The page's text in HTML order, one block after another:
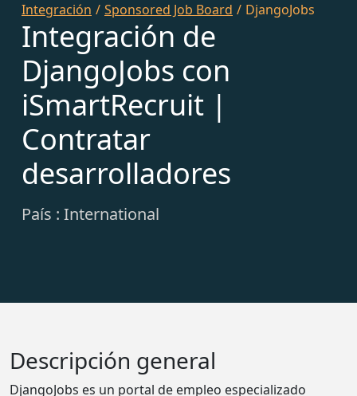
Integración / Sponsored Job Board / DjangoJobs
Integración de
DjangoJobs con
iSmartRecruit |
Contratar
desarrolladores
País : International
Descripción general
DjangoJobs es un portal de empleo especializado